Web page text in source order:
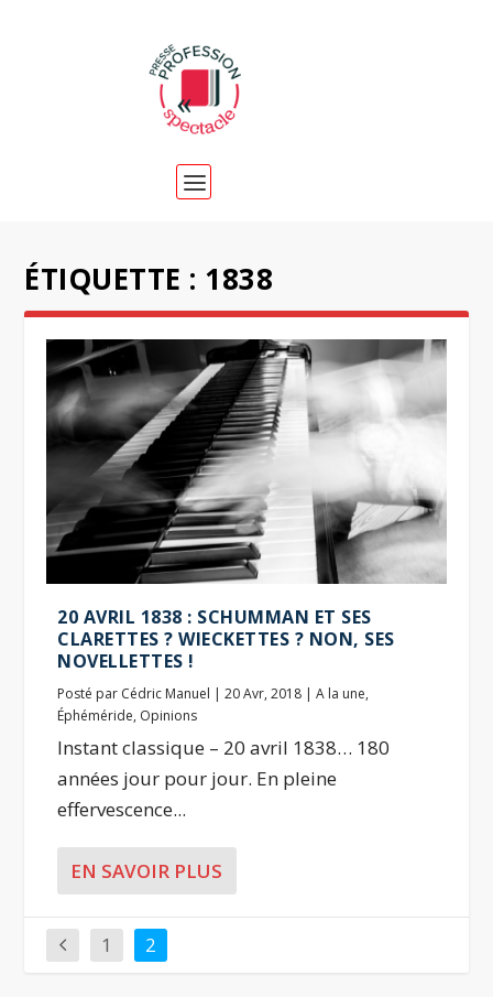
ÉTIQUETTE : 1838
20 AVRIL 1838 : SCHUMMAN ET SES
CLARETTES ? WIECKETTES ? NON, SES
NOVELLETTES !
Posté par Cédric Manuel |20 Avr, 2018 |A la une,
Éphéméride, Opinions
Instant classique – 20 avril 1838… 180
années jour pour jour. En pleine
effervescence...
EN SAVOIR PLUS
1 2